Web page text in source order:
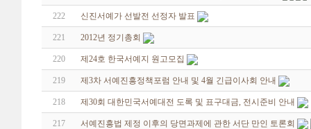
222 신진서예가 선발전 선정자 발표
221 2012년 정기총회
220 제24호 한국서예지 원고모집
219 제3차 서예진흥정책포럼 안내 및 4월 긴급이사회 안내
218 제30회 대한민국서예대전 도록 및 표구대금, 전시준비 안내
217 서예진흥법 제정 이후의 당면과제에 관한 서단 만인 토론회